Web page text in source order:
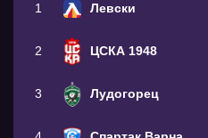
1 Левски
2 ЦСКА 1948
3 Лудогорец